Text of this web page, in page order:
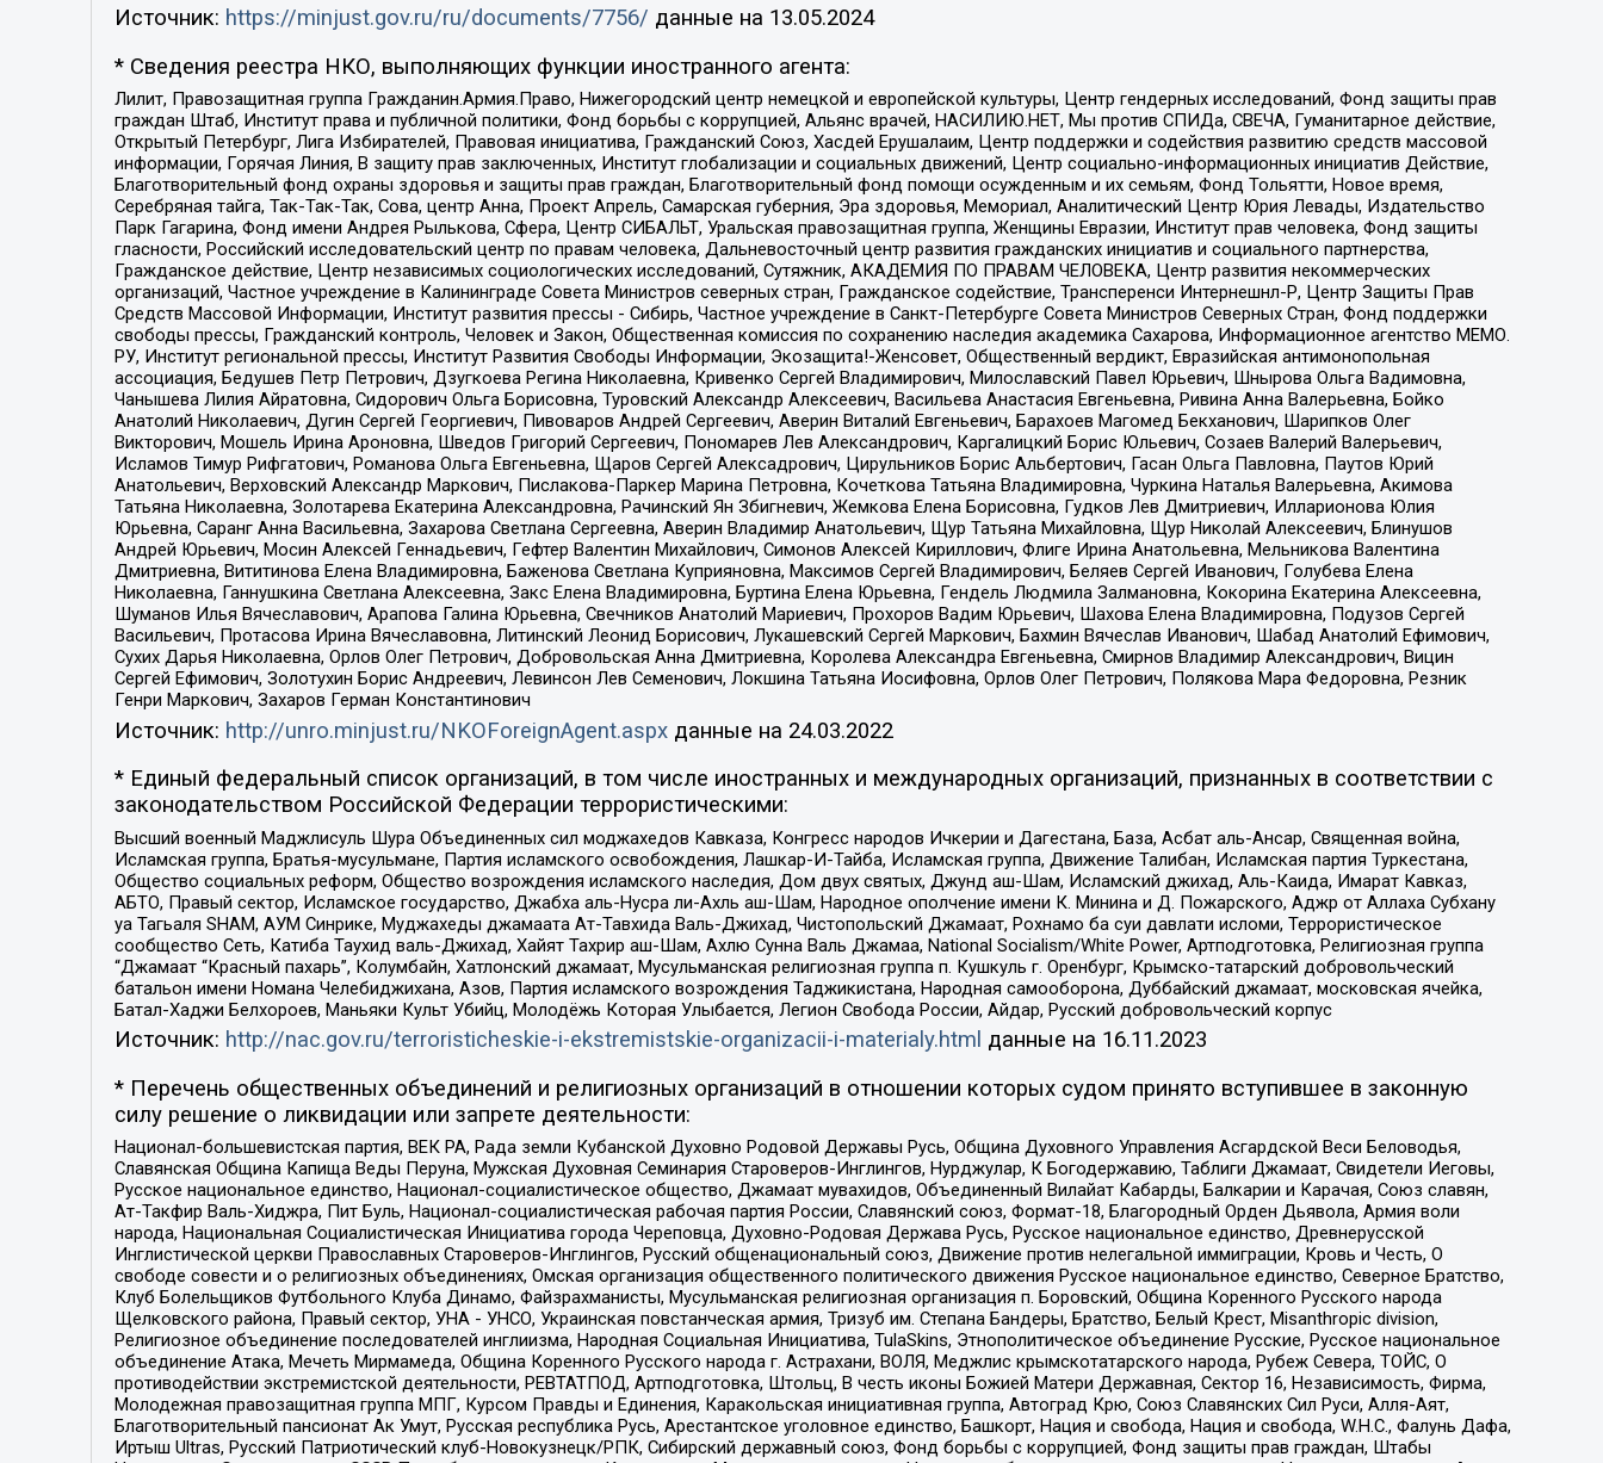
Источник: https://minjust.gov.ru/ru/documents/7756/ данные на 13.05.2024
* Сведения реестра НКО, выполняющих функции иностранного агента:
Лилит, Правозащитная группа Гражданин.Армия.Право, Нижегородский центр немецкой и европейской культуры, Центр гендерных исследований, Фонд защиты прав
граждан Штаб, Институт права и публичной политики, Фонд борьбы с коррупцией, Альянс врачей, НАСИЛИЮ.НЕТ, Мы против СПИДа, СВЕЧА, Гуманитарное действие,
Открытый Петербург, Лига Избирателей, Правовая инициатива, Гражданский Союз, Хасдей Ерушалаим, Центр поддержки и содействия развитию средств массовой
информации, Горячая Линия, В защиту прав заключенных, Институт глобализации и социальных движений, Центр социально-информационных инициатив Действие,
Благотворительный фонд охраны здоровья и защиты прав граждан, Благотворительный фонд помощи осужденным и их семьям, Фонд Тольятти, Новое время,
Серебряная тайга, Так-Так-Так, Сова, центр Анна, Проект Апрель, Самарская губерния, Эра здоровья, Мемориал, Аналитический Центр Юрия Левады, Издательство
Парк Гагарина, Фонд имени Андрея Рылькова, Сфера, Центр СИБАЛЬТ, Уральская правозащитная группа, Женщины Евразии, Институт прав человека, Фонд защиты
гласности, Российский исследовательский центр по правам человека, Дальневосточный центр развития гражданских инициатив и социального партнерства,
Гражданское действие, Центр независимых социологических исследований, Сутяжник, АКАДЕМИЯ ПО ПРАВАМ ЧЕЛОВЕКА, Центр развития некоммерческих
организаций, Частное учреждение в Калининграде Совета Министров северных стран, Гражданское содействие, Трансперенси Интернешнл-Р, Центр Защиты Прав
Средств Массовой Информации, Институт развития прессы - Сибирь, Частное учреждение в Санкт-Петербурге Совета Министров Северных Стран, Фонд поддержки
свободы прессы, Гражданский контроль, Человек и Закон, Общественная комиссия по сохранению наследия академика Сахарова, Информационное агентство МЕМО.
РУ, Институт региональной прессы, Институт Развития Свободы Информации, Экозащита!-Женсовет, Общественный вердикт, Евразийская антимонопольная
ассоциация, Бедушев Петр Петрович, Дзугкоева Регина Николаевна, Кривенко Сергей Владимирович, Милославский Павел Юрьевич, Шнырова Ольга Вадимовна,
Чанышева Лилия Айратовна, Сидорович Ольга Борисовна, Туровский Александр Алексеевич, Васильева Анастасия Евгеньевна, Ривина Анна Валерьевна, Бойко
Анатолий Николаевич, Дугин Сергей Георгиевич, Пивоваров Андрей Сергеевич, Аверин Виталий Евгеньевич, Барахоев Магомед Бекханович, Шарипков Олег
Викторович, Мошель Ирина Ароновна, Шведов Григорий Сергеевич, Пономарев Лев Александрович, Каргалицкий Борис Юльевич, Созаев Валерий Валерьевич,
Исламов Тимур Рифгатович, Романова Ольга Евгеньевна, Щаров Сергей Алексадрович, Цирульников Борис Альбертович, Гасан Ольга Павловна, Паутов Юрий
Анатольевич, Верховский Александр Маркович, Пислакова-Паркер Марина Петровна, Кочеткова Татьяна Владимировна, Чуркина Наталья Валерьевна, Акимова
Татьяна Николаевна, Золотарева Екатерина Александровна, Рачинский Ян Збигневич, Жемкова Елена Борисовна, Гудков Лев Дмитриевич, Илларионова Юлия
Юрьевна, Саранг Анна Васильевна, Захарова Светлана Сергеевна, Аверин Владимир Анатольевич, Щур Татьяна Михайловна, Щур Николай Алексеевич, Блинушов
Андрей Юрьевич, Мосин Алексей Геннадьевич, Гефтер Валентин Михайлович, Симонов Алексей Кириллович, Флиге Ирина Анатольевна, Мельникова Валентина
Дмитриевна, Вититинова Елена Владимировна, Баженова Светлана Куприяновна, Максимов Сергей Владимирович, Беляев Сергей Иванович, Голубева Елена
Николаевна, Ганнушкина Светлана Алексеевна, Закс Елена Владимировна, Буртина Елена Юрьевна, Гендель Людмила Залмановна, Кокорина Екатерина Алексеевна,
Шуманов Илья Вячеславович, Арапова Галина Юрьевна, Свечников Анатолий Мариевич, Прохоров Вадим Юрьевич, Шахова Елена Владимировна, Подузов Сергей
Васильевич, Протасова Ирина Вячеславовна, Литинский Леонид Борисович, Лукашевский Сергей Маркович, Бахмин Вячеслав Иванович, Шабад Анатолий Ефимович,
Сухих Дарья Николаевна, Орлов Олег Петрович, Добровольская Анна Дмитриевна, Королева Александра Евгеньевна, Смирнов Владимир Александрович, Вицин
Сергей Ефимович, Золотухин Борис Андреевич, Левинсон Лев Семенович, Локшина Татьяна Иосифовна, Орлов Олег Петрович, Полякова Мара Федоровна, Резник
Генри Маркович, Захаров Герман Константинович
Источник: http://unro.minjust.ru/NKOForeignAgent.aspxданные на 24.03.2022
* Единый федеральный список организаций, в том числе иностранных и международных организаций, признанных в соответствии с
законодательством Российской Федерации террористическими:
Высший военный Маджлисуль Шура Объединенных сил моджахедов Кавказа, Конгресс народов Ичкерии и Дагестана, База, Асбат аль-Ансар, Священная война,
Исламская группа, Братья-мусульмане, Партия исламского освобождения, Лашкар-И-Тайба, Исламская группа, Движение Талибан, Исламская партия Туркестана,
Общество социальных реформ, Общество возрождения исламского наследия, Дом двух святых, Джунд аш-Шам, Исламский джихад, Аль-Каида, Имарат Кавказ,
АБТО, Правый сектор, Исламское государство, Джабха аль-Нусра ли-Ахль аш-Шам, Народное ополчение имени К. Минина и Д. Пожарского, Аджр от Аллаха Субхану
уа Тагьаля SHAM, АУМ Синрике, Муджахеды джамаата Ат-Тавхида Валь-Джихад, Чистопольский Джамаат, Рохнамо ба суи давлати исломи, Террористическое
сообщество Сеть, Катиба Таухид валь-Джихад, Хайят Тахрир аш-Шам, Ахлю Сунна Валь Джамаа, National Socialism/White Power, Артподготовка, Религиозная группа
“Джамаат “Красный пахарь”, Колумбайн, Хатлонский джамаат, Мусульманская религиозная группа п. Кушкуль г. Оренбург, Крымско-татарский добровольческий
батальон имени Номана Челебиджихана, Азов, Партия исламского возрождения Таджикистана, Народная самооборона, Дуббайский джамаат, московская ячейка,
Батал-Хаджи Белхороев, Маньяки Культ Убийц, Молодёжь Которая Улыбается, Легион Свобода России, Айдар, Русский добровольческий корпус
Источник: http://nac.gov.ru/terroristicheskie-i-ekstremistskie-organizacii-i-materialy.html данные на 16.11.2023
* Перечень общественных объединений и религиозных организаций в отношении которых судом принято вступившее в законную
силу решение о ликвидации или запрете деятельности:
Национал-большевистская партия, ВЕК РА, Рада земли Кубанской Духовно Родовой Державы Русь, Община Духовного Управления Асгардской Веси Беловодья,
Славянская Община Капища Веды Перуна, Мужская Духовная Семинария Староверов-Инглингов, Нурджулар, К Богодержавию, Таблиги Джамаат, Свидетели Иеговы,
Русское национальное единство, Национал-социалистическое общество, Джамаат мувахидов, Объединенный Вилайат Кабарды, Балкарии и Карачая, Союз славян,
Ат-Такфир Валь-Хиджра, Пит Буль, Национал-социалистическая рабочая партия России, Славянский союз, Формат-18, Благородный Орден Дьявола, Армия воли
народа, Национальная Социалистическая Инициатива города Череповца, Духовно-Родовая Держава Русь, Русское национальное единство, Древнерусской
Инглистической церкви Православных Староверов-Инглингов, Русский общенациональный союз, Движение против нелегальной иммиграции, Кровь и Честь, О
свободе совести и о религиозных объединениях, Омская организация общественного политического движения Русское национальное единство, Северное Братство,
Клуб Болельщиков Футбольного Клуба Динамо, Файзрахманисты, Мусульманская религиозная организация п. Боровский, Община Коренного Русского народа
Щелковского района, Правый сектор, УНА - УНСО, Украинская повстанческая армия, Тризуб им. Степана Бандеры, Братство, Белый Крест, Misanthropic division,
Религиозное объединение последователей инглиизма, Народная Социальная Инициатива, TulaSkins, Этнополитическое объединение Русские, Русское национальное
объединение Атака, Мечеть Мирмамеда, Община Коренного Русского народа г. Астрахани, ВОЛЯ, Меджлис крымскотатарского народа, Рубеж Севера, ТОЙС, О
противодействии экстремистской деятельности, РЕВТАТПОД, Артподготовка, Штольц, В честь иконы Божией Матери Державная, Сектор 16, Независимость, Фирма,
Молодежная правозащитная группа МПГ, Курсом Правды и Единения, Каракольская инициативная группа, Автоград Крю, Союз Славянских Сил Руси, Алля-Аят,
Благотворительный пансионат Ак Умут, Русская республика Русь, Арестантское уголовное единство, Башкорт, Нация и свобода, Нация и свобода, W.H.С., Фалунь Дафа,
Иртыш Ultras, Русский Патриотический клуб-Новокузнецк/РПК, Сибирский державный союз, Фонд борьбы с коррупцией, Фонд защиты прав граждан, Штабы